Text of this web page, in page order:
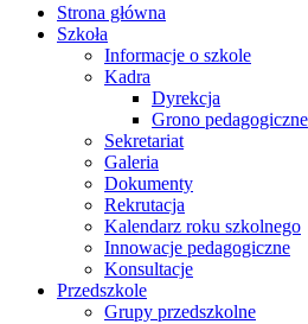
Strona główna
Szkoła
Informacje o szkole
Kadra
Dyrekcja
Grono pedagogiczne
Sekretariat
Galeria
Dokumenty
Rekrutacja
Kalendarz roku szkolnego
Innowacje pedagogiczne
Konsultacje
Przedszkole
Grupy przedszkolne